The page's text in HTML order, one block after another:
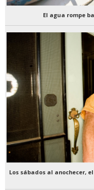
El agua rompe
Los sábados al anochecer,